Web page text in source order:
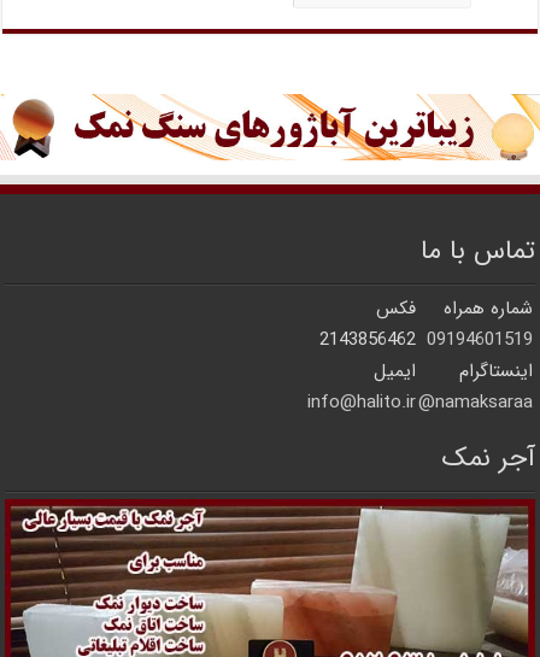
تماس با ما
شماره همراه
فکس
09194601519
2143856462
اینستاگرام
ایمیل
namaksaraa@
info@halito.ir
آجر نمک